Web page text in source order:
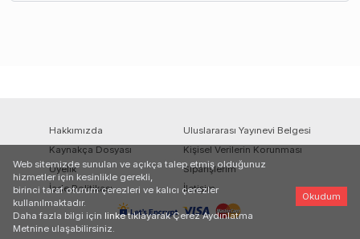
Hakkımızda
Uluslararası Yayınevi Belgesi
Kaynakça Dosyası
Kişisel Verilerin Korunması
Üyelik
Siparişlerim
İade Politikası
İletişim
Web sitemizde sunulan ve açıkça talep etmiş olduğunuz
hizmetler için kesinlikle gerekli,
birinci taraf oturum çerezleri ve kalıcı çerezler
kullanılmaktadır.
Daha fazla bilgi için linke tıklayarak Çerez Aydınlatma
Metnine ulaşabilirsiniz.
Okudum